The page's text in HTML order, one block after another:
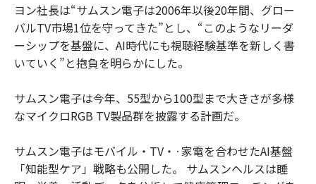
ヨン社長は“サムスン電子は2006年以後20年間、グロー
バルTV市場1位を守ってきた”とし、“このようなリーダ
ーシップを基盤に、AI時代にも視聴経験基準を新しく書
いていく”と抱負を明らかにした。
サムスン電子は今年、55型から100型まで大きさが多様
なマイクロRGB TV製品群を披露する計画だ。
サムスン電子はモバイル・TV・·家電を合わせたAI基盤
「知能型ケア」戦略も公開した。 サムスンヘルスは睡